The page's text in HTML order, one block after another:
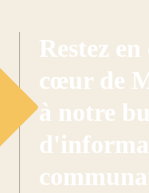
Restez
cœur de
à notre